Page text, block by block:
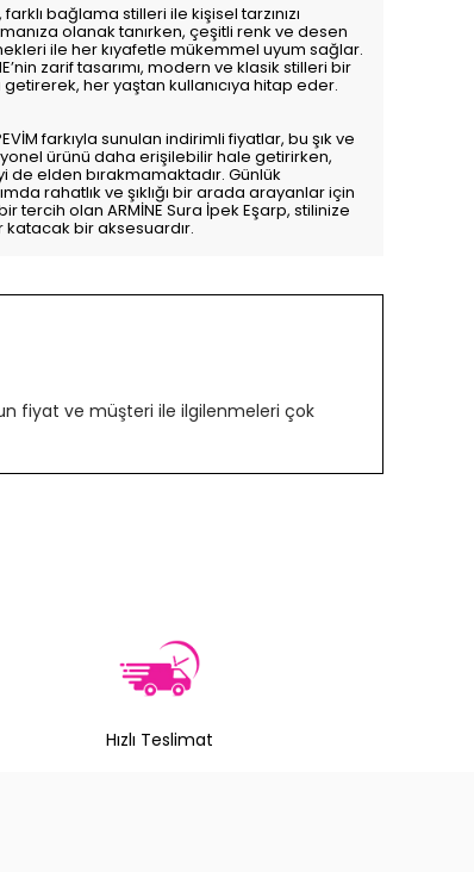
farklı bağlama stilleri ile kişisel tarzınızı
olanak tanırken, çeşitli renk ve desen
ile her kıyafetle mükemmel uyum sağlar.
zarif tasarımı, modern ve klasik stilleri bir
her yaştan kullanıcıya hitap eder.
farkıyla sunulan indirimli fiyatlar, bu şık ve
ürünü daha erişilebilir hale getirirken,
de elden bırakmamaktadır. Günlük
rahatlık ve şıklığı bir arada arayanlar için
tercih olan ARMİNE Sura İpek Eşarp, stilinize
bir aksesuardır.
fiyat ve müşteri ile ilgilenmeleri çok
Hızlı Teslimat